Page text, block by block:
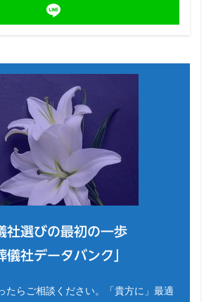
社選びの最初の一歩
儀社データバンク」
たらご相談ください。「貴方に」最適